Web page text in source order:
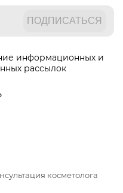
информационных и
рассылок
косметолога